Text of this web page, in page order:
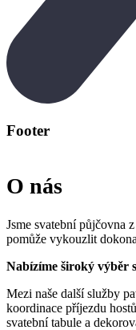
Footer
O nás
Jsme svatební půjčovna
pomůže vykouzlit
Nabízíme široký výběr
Mezi naše další služby
koordinace příjezdu
svatební tabule a